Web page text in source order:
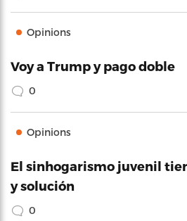
Opinions
Voy a Trump y pago doble
0
Opinions
El sinhogarismo juvenil
y solución
0